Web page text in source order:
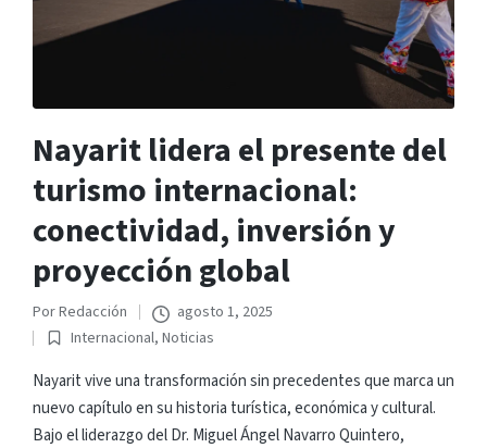
Nayarit lidera el presente del
turismo internacional:
conectividad, inversión y
proyección global
Publicado
por
PorRedacción
agosto 1, 2025
Publicado
en
Internacional, Noticias
Nayarit vive una transformación sin precedentes que marca un
nuevo capítulo en su historia turística, económica y cultural.
Bajo el liderazgo del Dr. Miguel Ángel Navarro Quintero,